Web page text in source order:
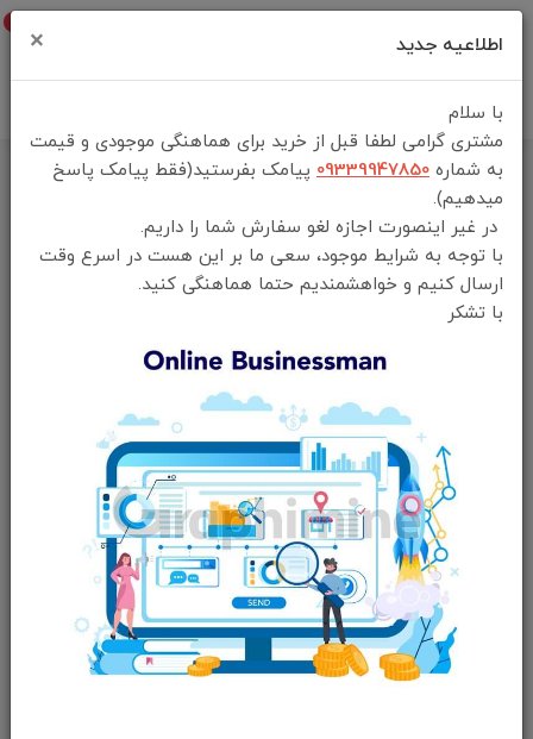
خانه
فهرست محصولات
موزر گرین لاین Pirates Hair Trimmer Green Lion
اطلاعیه جدید ×
با سلام
مشتری گرامی لطفا قبل از خرید برای هماهنگی موجودی و قیمت
به شماره 09339947850 پیامک بفرستید(فقط پیامک پاسخ
میدهیم).
در غیر اینصورت اجازه لغو سفارش شما را داریم.
با توجه به شرایط موجود، سعی ما بر این هست در اسرع وقت
ارسال کنیم و خواهشمندیم حتما هماهنگی کنید.
با تشکر